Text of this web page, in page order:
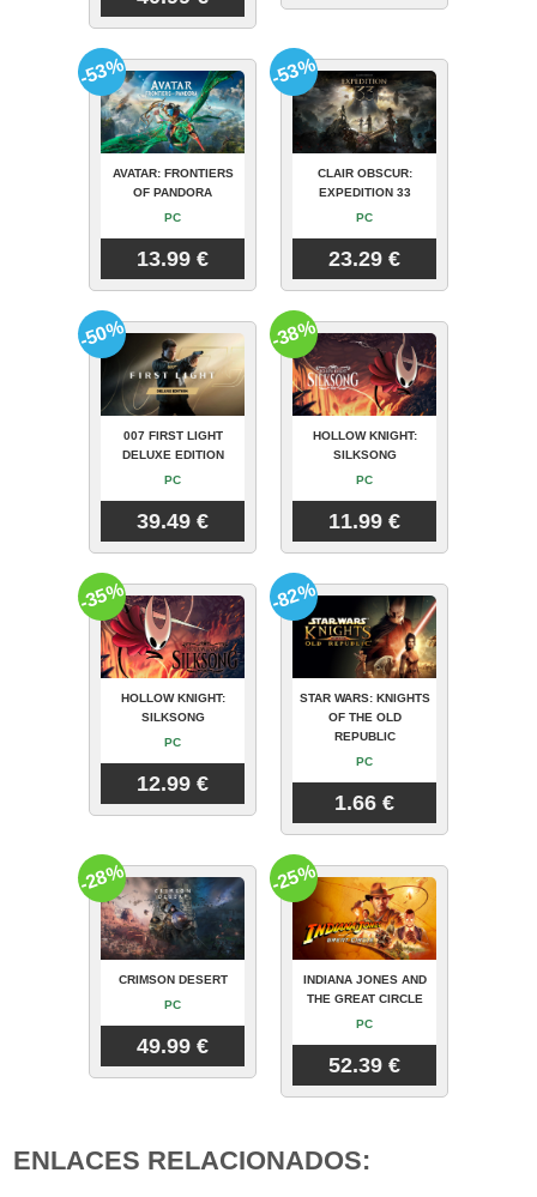
AVATAR: FRONTIERS
OF PANDORA
PC
13.99 €
-53%
CLAIR OBSCUR:
EXPEDITION 33
PC
23.29 €
-53%
007 FIRST LIGHT
DELUXE EDITION
PC
39.49 €
-50%
HOLLOW KNIGHT:
SILKSONG
PC
11.99 €
-38%
HOLLOW KNIGHT:
SILKSONG
PC
12.99 €
-35%
STAR WARS: KNIGHTS
OF THE OLD
REPUBLIC
PC
1.66 €
-82%
CRIMSON DESERT
PC
49.99 €
-28%
INDIANA JONES AND
THE GREAT CIRCLE
PC
52.39 €
-25%
ENLACES RELACIONADOS: